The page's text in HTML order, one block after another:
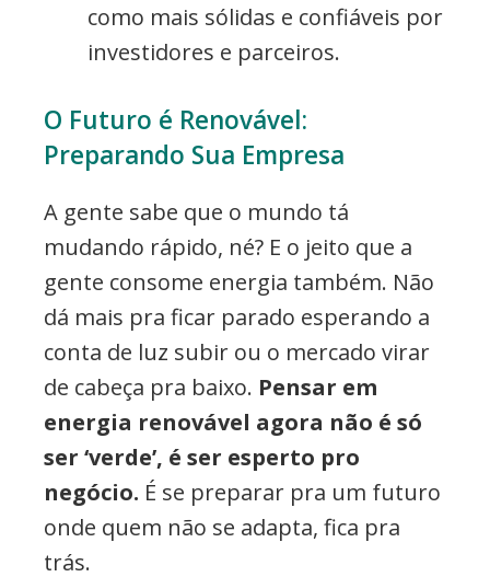
como mais sólidas e confiáveis por
investidores e parceiros.
O Futuro é Renovável:
Preparando Sua Empresa
A gente sabe que o mundo tá
mudando rápido, né? E o jeito que a
gente consome energia também. Não
dá mais pra ficar parado esperando a
conta de luz subir ou o mercado virar
de cabeça pra baixo. Pensar em
energia renovável agora não é só
ser ‘verde’, é ser esperto pro
negócio. É se preparar pra um futuro
onde quem não se adapta, fica pra
trás.